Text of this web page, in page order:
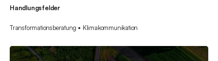
Handlungsfelder
Transformationsberatung • Klimakommunikation